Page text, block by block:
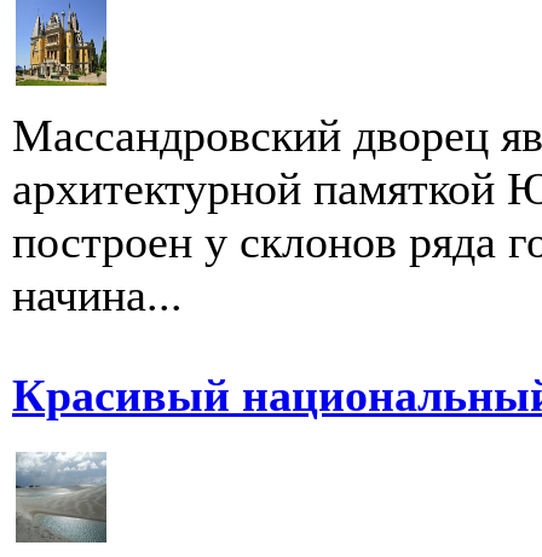
Массандровский дворец
архитектурной
построен у склонов ряда
начина...
Красивый